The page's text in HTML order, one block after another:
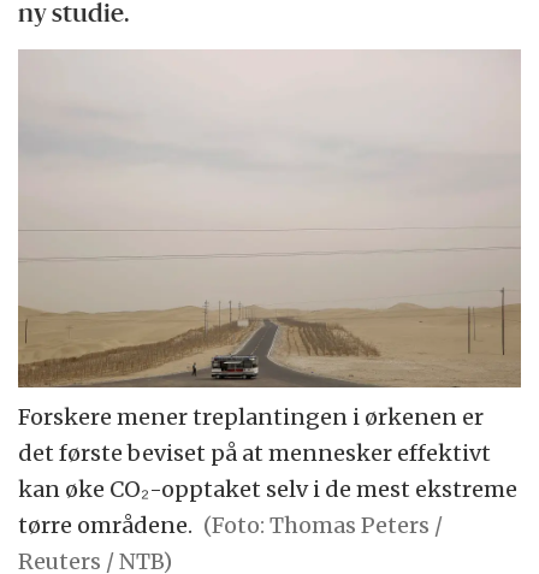
ny studie.
Forskere mener treplantingen i ørkenen er
det første beviset på at mennesker effektivt
kan øke CO₂-opptaket selv i de mest ekstreme
tørre områdene. (Foto: Thomas Peters /
Reuters / NTB)